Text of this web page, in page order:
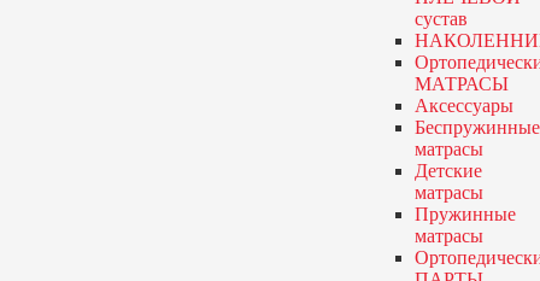
сустав
МАТРАСЫ
Аксессуары
Беспружинные
матрасы
Детские
матрасы
Пружинные
матрасы